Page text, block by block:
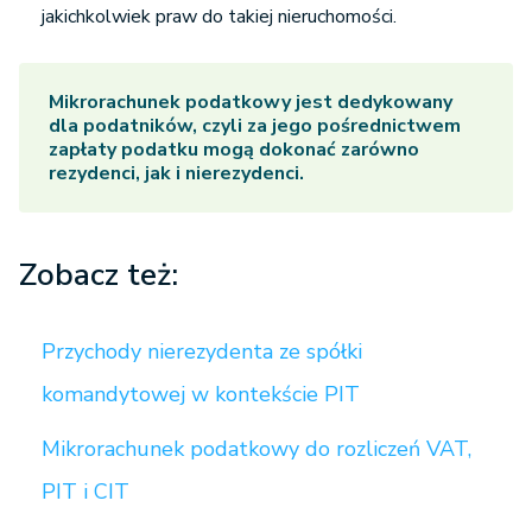
jakichkolwiek praw do takiej nieruchomości.
Mikrorachunek podatkowy jest dedykowany
dla podatników, czyli za jego pośrednictwem
zapłaty podatku mogą dokonać zarówno
rezydenci, jak i nierezydenci.
Zobacz też:
Przychody nierezydenta ze spółki
komandytowej w kontekście PIT
Mikrorachunek podatkowy do rozliczeń VAT,
PIT i CIT